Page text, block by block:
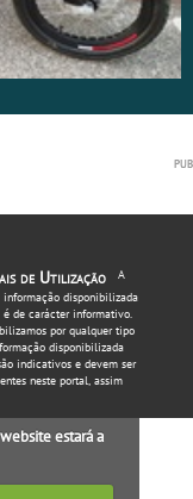
de Utilização
A
informação disponibilizada
é de carácter informativo.
por qualquer tipo
disponibilizada
indicativos e devem ser
neste portal, assim
estará a